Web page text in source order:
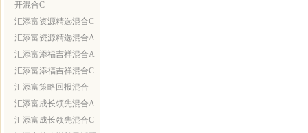
开混合C
汇添富资源精选混合C
汇添富资源精选混合A
汇添富添福吉祥混合A
汇添富添福吉祥混合C
汇添富策略回报混合
汇添富成长领先混合A
汇添富成长领先混合C